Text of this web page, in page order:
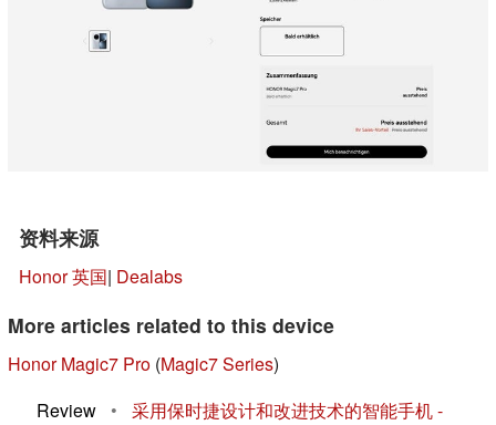
资料来源
Honor 英国| Dealabs
More articles related to this device
Honor Magic7 Pro (Magic7 Series)
Review
•
采用保时捷设计和改进技术的智能手机 -